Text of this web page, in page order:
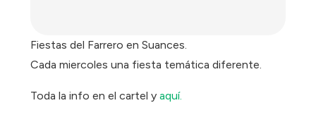
Fiestas del Farrero en Suances.
Cada miercoles una fiesta temática diferente.
Toda la info en el cartel y aquí.